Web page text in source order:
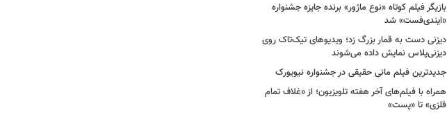
بازیگر فیلم کوتاه «نوع ماژور» برنده جایزه جشنواره
«ایندی‌فست» شد
دیزنی دست به قمار بزرگ زد؛ ویدیوهای تیک‌تاک روی
دیزنی‌پلاس نمایش داده می‌شوند
جدیدترین فیلم مانی حقیقی در جشنواره نیویورک
همراه با فیلم‌های آخر هفته تلویزیون؛ از «غلاف تمام
فلزی» تا «پست»